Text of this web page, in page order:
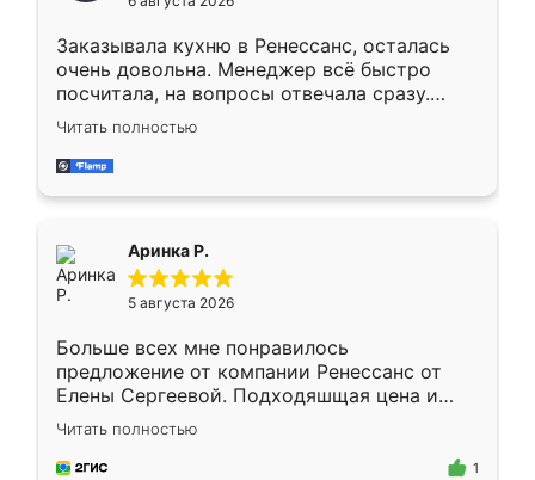
мебели буду заказывать только здесь.
Заказывала кухню в Ренессанс, осталась
очень довольна. Менеджер всё быстро
посчитала, на вопросы отвечала сразу.
Замерщик приехал в субботу, подошёл к
делу со всей ответственностью. Собрали
за день, ребята работали аккуратно, даже
Читать полностью
Аринка Р.
5 августа 2026
Больше всех мне понравилось
предложение от компании Ренессанс от
Елены Сергеевой. Подходяшщая цена и
короткие сроки изготовления. Приехавший
для замера сотрудник Владислав
предложил по моему эскизу самый
Читать полностью
1